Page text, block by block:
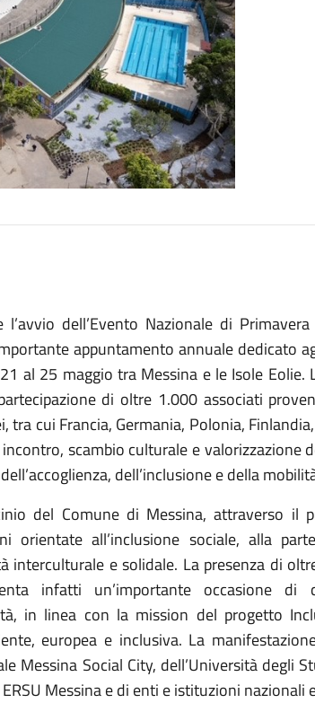
l’avvio dell’Evento Nazionale di
appuntamento annuale dedicato
al 25 maggio tra Messina e le Isole Eolie.
di oltre 1.000 associati
tra cui Francia, Germania, Polonia,
scambio culturale e valorizzazione
dell’inclusione e della
del Comune di Messina, attraverso il
orientate all’inclusione sociale, alla
interculturale e solidale. La presenza di
infatti un’importante occasione di
in linea con la mission del progetto
europea e inclusiva. La
Messina Social City, dell’Università degli
Messina e di enti e istituzioni nazionali